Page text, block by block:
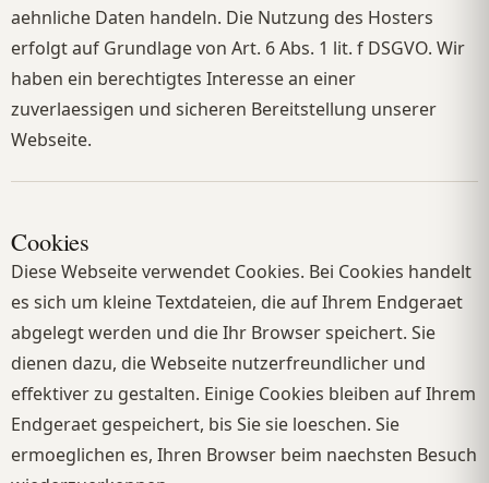
aehnliche Daten handeln. Die Nutzung des Hosters
erfolgt auf Grundlage von Art. 6 Abs. 1 lit. f DSGVO. Wir
haben ein berechtigtes Interesse an einer
zuverlaessigen und sicheren Bereitstellung unserer
Webseite.
Cookies
Diese Webseite verwendet Cookies. Bei Cookies handelt
es sich um kleine Textdateien, die auf Ihrem Endgeraet
abgelegt werden und die Ihr Browser speichert. Sie
dienen dazu, die Webseite nutzerfreundlicher und
effektiver zu gestalten. Einige Cookies bleiben auf Ihrem
Endgeraet gespeichert, bis Sie sie loeschen. Sie
ermoeglichen es, Ihren Browser beim naechsten Besuch